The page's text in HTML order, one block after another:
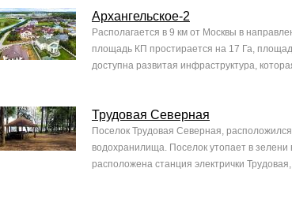
Архангельское-2
Располагается в 9 км от Москвы в
площадь КП простирается на 17 Га,
доступна развитая инфраструктура,
Трудовая Северная
Поселок Трудовая Северная,
водохранилища. Поселок утопает в зелени
расположена станция электрички